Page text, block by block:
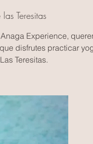
Teresitas
Experience,
disfrutes practicar
Teresitas.